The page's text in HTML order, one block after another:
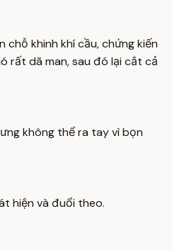
chỗ khinh khí cầu, chứng kiến
rất dã man, sau đó lại cắt cả
không thể ra tay vì bọn
hiện và đuổi theo.